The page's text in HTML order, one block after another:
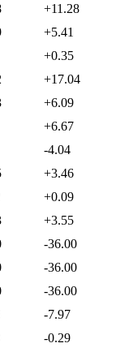
+11.28
+5.41
+0.35
+17.04
+6.09
+6.67
-4.04
+3.46
+0.09
+3.55
-36.00
-36.00
-36.00
-7.97
-0.29